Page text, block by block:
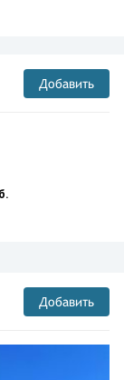
Добавить
Добавить